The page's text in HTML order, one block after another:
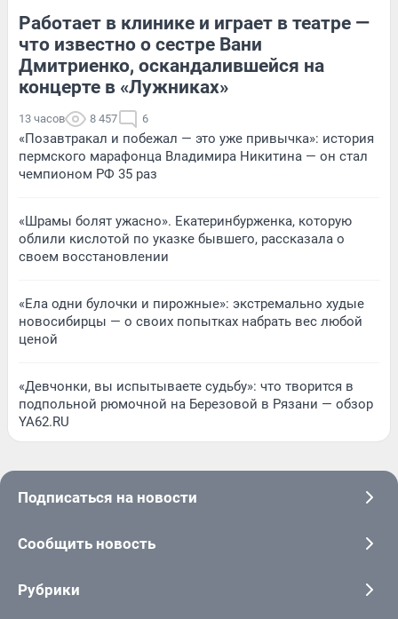
Работает в клинике и играет в театре —
что известно о сестре Вани
Дмитриенко, оскандалившейся на
концерте в «Лужниках»
13 часов 8 457 6
«Позавтракал и побежал — это уже привычка»: история
пермского марафонца Владимира Никитина — он стал
чемпионом РФ 35 раз
«Шрамы болят ужасно». Екатеринбурженка, которую
облили кислотой по указке бывшего, рассказала о
своем восстановлении
«Ела одни булочки и пирожные»: экстремально худые
новосибирцы — о своих попытках набрать вес любой
ценой
«Девчонки, вы испытываете судьбу»: что творится в
подпольной рюмочной на Березовой в Рязани — обзор
YA62.RU
Подписаться на новости
Сообщить новость
Рубрики